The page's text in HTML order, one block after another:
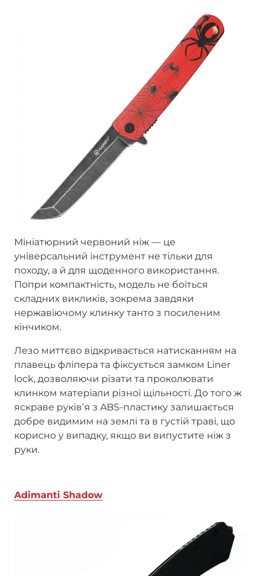
Мініатюрний червоний ніж — це
універсальний інструмент не тільки для
походу, а й для щоденного використання.
Попри компактність, модель не боїться
складних викликів, зокрема завдяки
нержавіючому клинку танто з посиленим
кінчиком.
Лезо миттєво відкривається натисканням на
плавець фліпера та фіксується замком Liner
lock, дозволяючи різати та проколювати
клинком матеріали різної щільності. До того ж
яскраве руківʼя з ABS-пластику залишається
добре видимим на землі та в густій траві, що
корисно у випадку, якщо ви випустите ніж з
руки.
Adimanti Shadow